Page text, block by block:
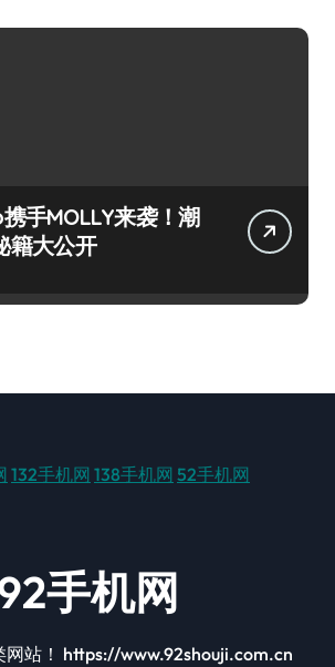
手MOLLY来袭！潮
籍大公开
132手机网 138手机网 52手机网
手机网
网站！ https://www.92shouji.com.cn